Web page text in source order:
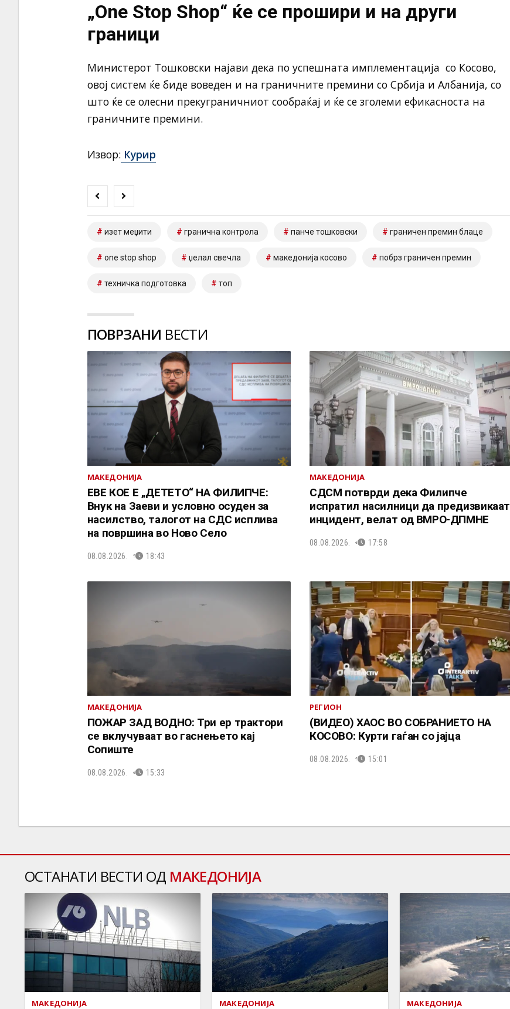
„One Stop Shop“ ќе се прошири и на други
граници
Министерот Тошковски најави дека по успешната имплементација со Косово,
овој систем ќе биде воведен и на граничните премини со Србија и Албанија, со
што ќе се олесни прекуграничниот сообраќај и ќе се зголеми ефикасноста на
граничните премини.
Извор: Курир
изет меџити гранична контрола панче тошковски граничен премин блаце
one stop shop џелал свечла македонија косово побрз граничен премин
техничка подготовка топ
ПОВРЗАНИ ВЕСТИ
МАКЕДОНИЈА
ЕВЕ КОЕ Е „ДЕТЕТО“ НА ФИЛИПЧЕ:
Внук на Заеви и условно осуден за
насилство, талогот на СДС исплива
на површина во Ново Село
08.08.2026. 18:43
МАКЕДОНИЈА
СДСМ потврди дека Филипче
испратил насилници да предизвикаат
инцидент, велат од ВМРО-ДПМНЕ
08.08.2026. 17:58
МАКЕДОНИЈА
ПОЖАР ЗАД ВОДНО: Три ер трактори
се вклучуваат во гаснењето кај
Сопиште
08.08.2026. 15:33
РЕГИОН
(ВИДЕО) ХАОС ВО СОБРАНИЕТО НА
КОСОВО: Курти гаѓан со јајца
08.08.2026. 15:01
ОСТАНАТИ ВЕСТИ ОД МАКЕДОНИЈА
МАКЕДОНИЈА МАКЕДОНИЈА МАКЕДОНИЈА